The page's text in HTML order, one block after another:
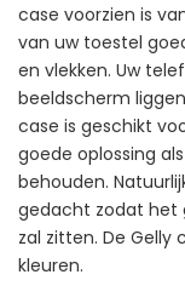
case voorzien is
van uw toestel
en vlekken. Uw
beeldscherm
case is geschikt
goede oplossing
behouden.
gedacht zodat het
zal zitten. De Gelly
kleuren.